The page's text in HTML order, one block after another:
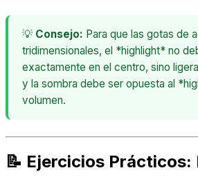
💡 Consejo: Para que las gotas de
tridimensionales, el *highlight* no
exactamente en el centro, sino
y la sombra debe ser opuesta al
volumen.
📝 Ejercicios Prácticos: